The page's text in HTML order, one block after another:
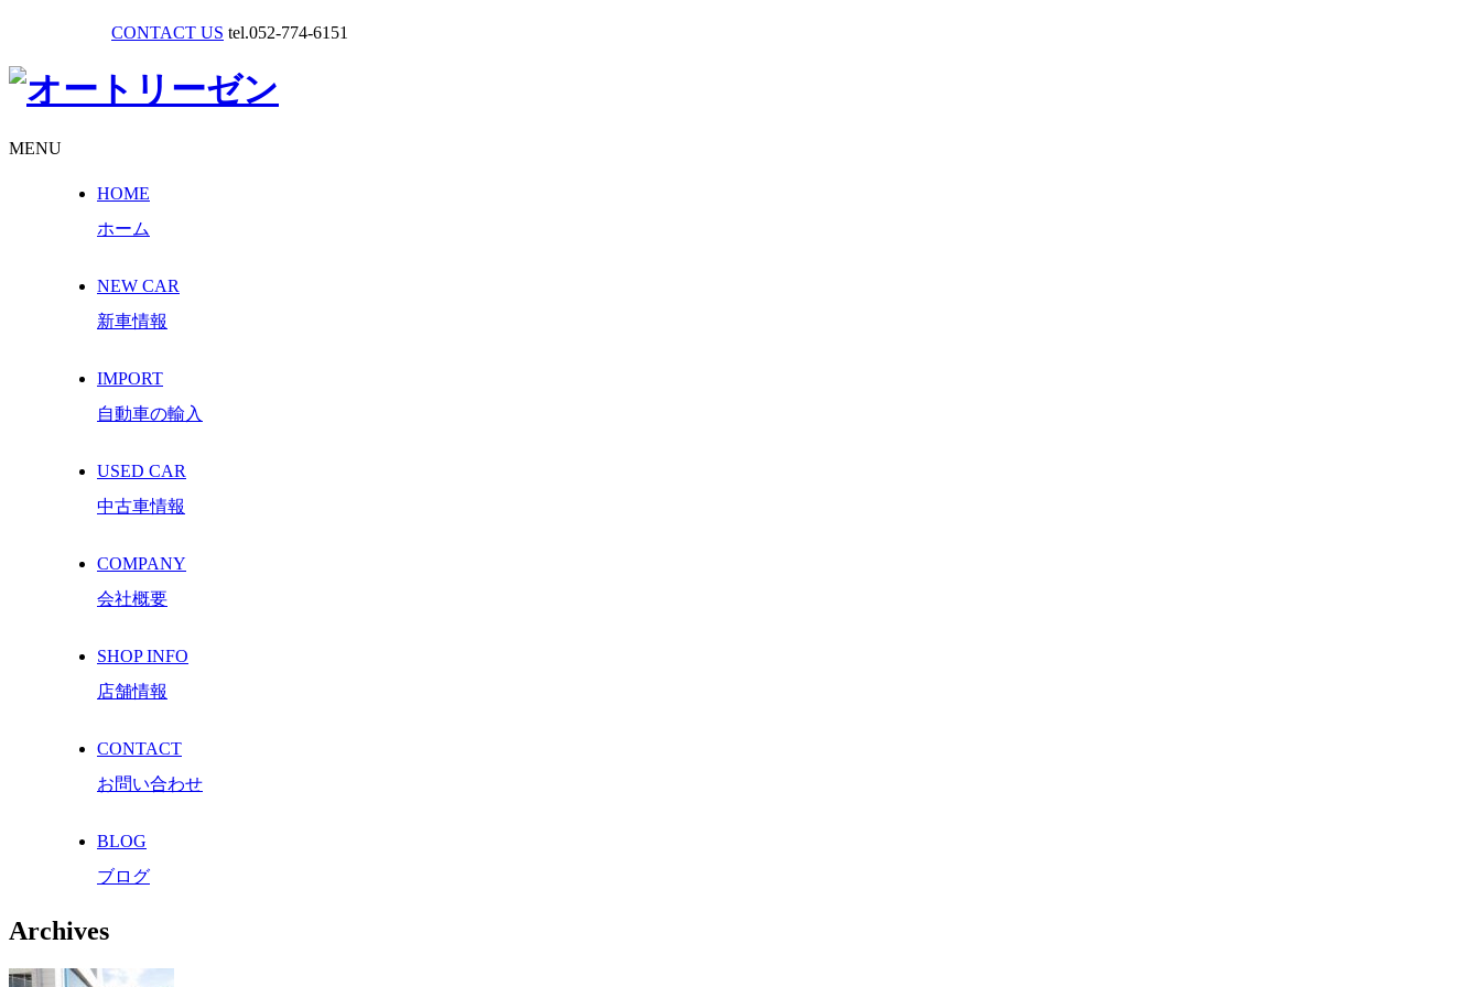
CONTACT US tel.052-774-6151
MENU
HOME
ホーム
NEW CAR
新車情報
IMPORT
自動車の輸入
USED CAR
中古車情報
COMPANY
会社概要
SHOP INFO
店舗情報
CONTACT
お問い合わせ
BLOG
ブログ
Archives